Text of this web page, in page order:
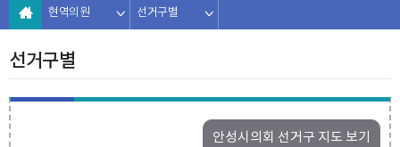
현역의원 선거구별
선거구별
안성시의회 선거구 지도 보기